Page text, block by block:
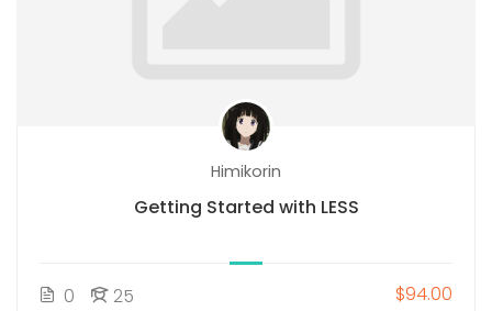
Himikorin
Getting Started with LESS
0 25 $94.00